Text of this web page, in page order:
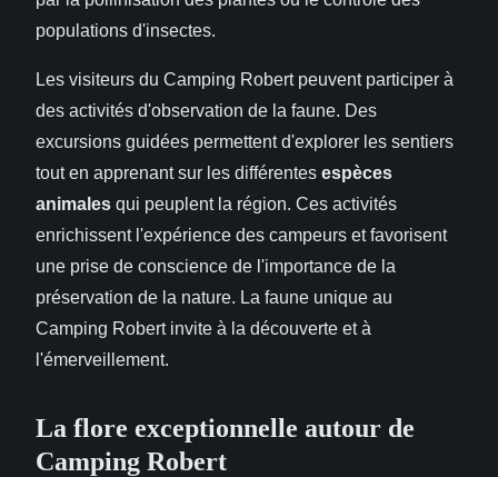
populations d'insectes.
Les visiteurs du Camping Robert peuvent participer à
des activités d'observation de la faune. Des
excursions guidées permettent d'explorer les sentiers
tout en apprenant sur les différentes espèces
animales qui peuplent la région. Ces activités
enrichissent l'expérience des campeurs et favorisent
une prise de conscience de l'importance de la
préservation de la nature. La faune unique au
Camping Robert invite à la découverte et à
l'émerveillement.
La flore exceptionnelle autour de
Camping Robert